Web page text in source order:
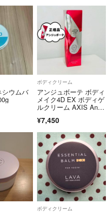
シウムバ
ボディクリーム
アンジュボーテ ボディ
メイク4D EX ボディゲ
ルクリーム AXIS Ange
品未開封
¥7,450
ボディクリーム